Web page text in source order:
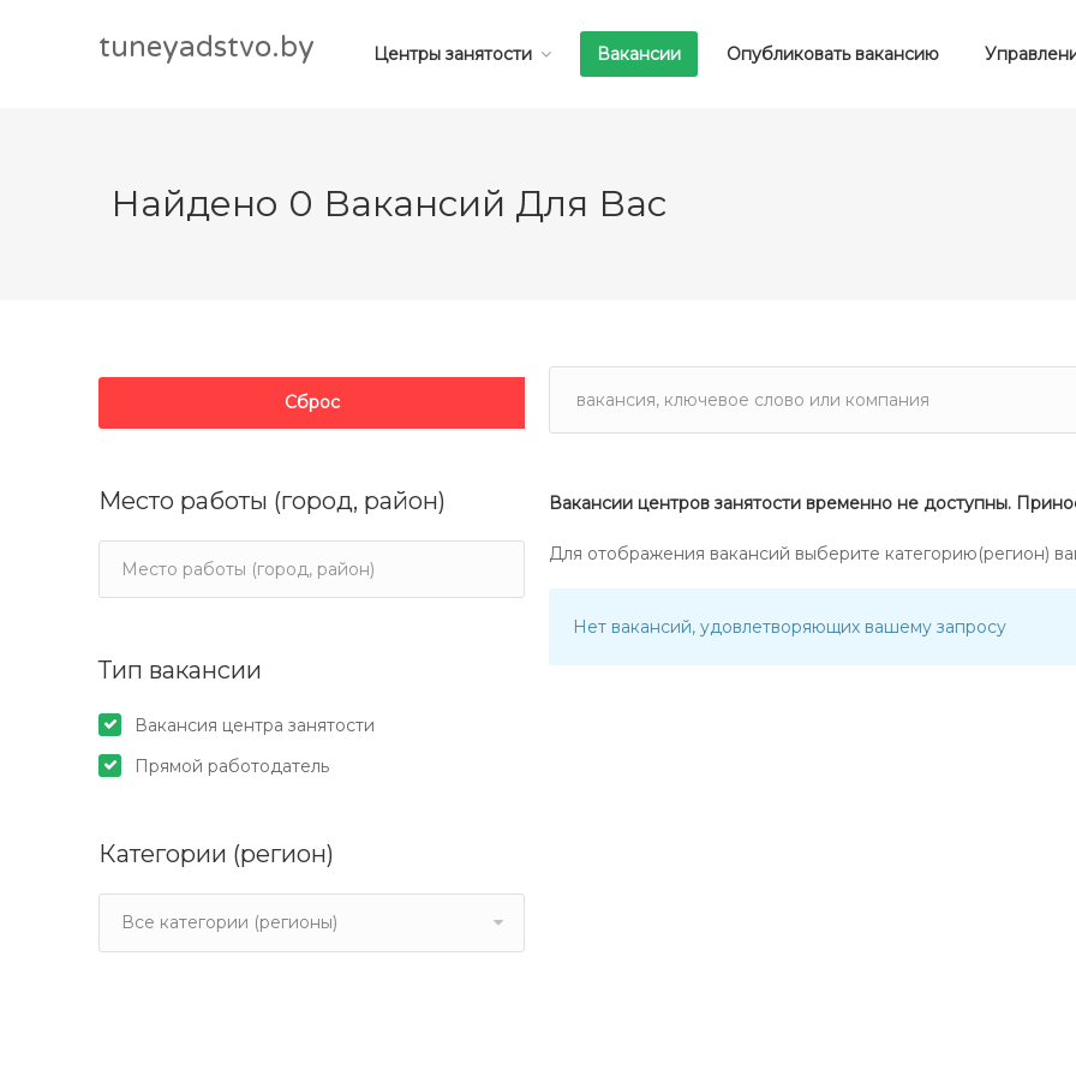
tuneyadstvo.by Центры занятости Вакансии Опубликовать вакансию
Найдено 0 Вакансий Для Вас
Сброс
Место работы (город, район)
Тип вакансии
Вакансия центра занятости
Прямой работодатель
Категории (регион)
Все категории (регионы)
Вакансии центров занятости временно не доступны.
Для отображения вакансий выберите категорию(регион)
Нет вакансий, удовлетворяющих вашему запросу